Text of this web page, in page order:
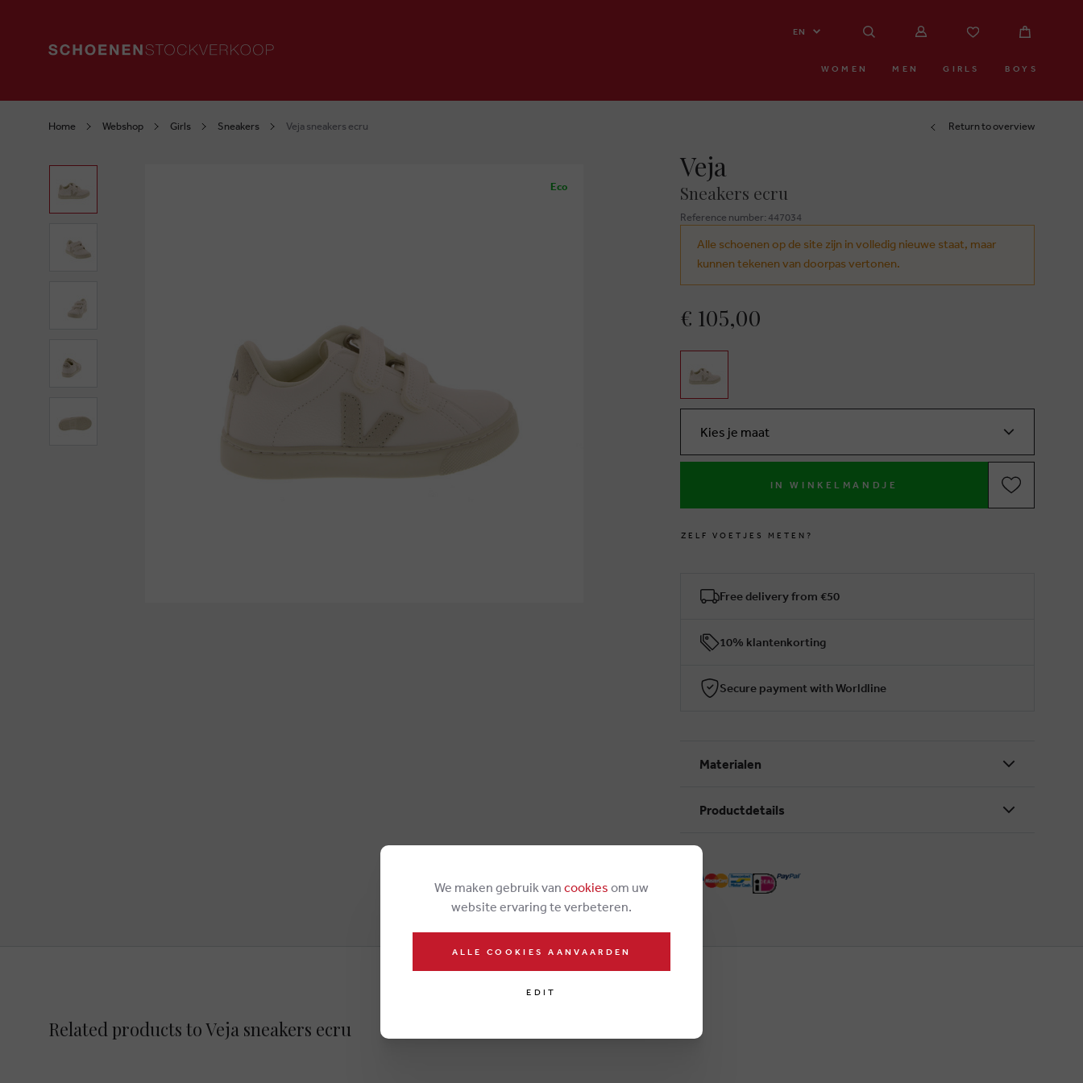
EN
WOMEN MEN GIRLS BOYS
Home Webshop Girls Sneakers Veja sneakers ecru Return to overview
Veja
Sneakers ecru
Reference number: 447034
Eco
Alle schoenen op de site zijn in volledig nieuwe staat, maar
kunnen tekenen van doorpas vertonen.
€ 105,00
Kies je maat
IN WINKELMANDJE
Z E L F V O E T J E S M E T E N ?
Free delivery from €50
10% klantenkorting
Secure payment with Worldline
Materialen
Productdetails
Related products to Veja sneakers ecru
We maken gebruik van cookies om uw
website ervaring te verbeteren.
ALLE COOKIES AANVAARDEN
EDIT